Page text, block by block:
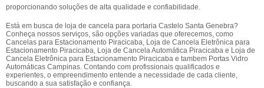
proporcionando soluções de alta qualidade e confiabilidade.
Está em busca de loja de cancela para portaria Castelo Santa Genebra?
Conheça nossos serviços, são opções variadas que oferecemos, como
Cancelas para Estacionamento Piracicaba, Loja de Cancela Eletrônica para
Estacionamento Piracicaba, Loja de Cancela Automática Piracicaba e Loja de
Cancela Eletrônica para Estacionamento Piracicaba e tambem Portas Vidro
Automáticas Campinas. Contando com profissionais qualificados e
experientes, o empreendimento entende a necessidade de cada cliente,
buscando a sua satisfação e confiança.